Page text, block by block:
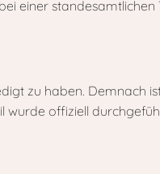
einer
zu haben. Demnach
wurde offiziell